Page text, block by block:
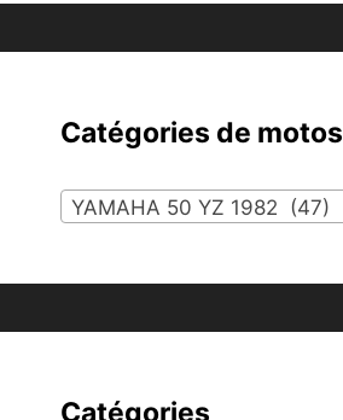
Catégories de motos
YAMAHA 50 YZ 1982 (47)
Catégories